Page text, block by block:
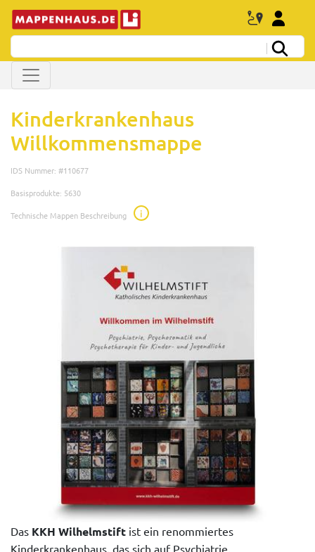
Kinderkrankenhaus
Willkommensmappe
IDS Nummer: #110677
Basisprodukte: 5630
Technische Mappen Beschreibung
i
Das KKH Wilhelmstift ist ein renommiertes
Kinderkrankenhaus, das sich auf Psychiatrie,